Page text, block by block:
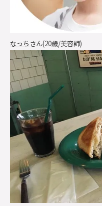
なっち さん(20歳/美容師)